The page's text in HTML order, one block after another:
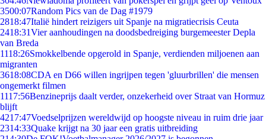
3500:07Random Pics van de Dag #1979
2818:47Italië hindert reizigers uit Spanje na migratiecrisis Ceuta
2418:31Vier aanhoudingen na doodsbedreiging burgemeester Depla
van Breda
1118:26Smokkelbende opgerold in Spanje, verdienden miljoenen aan
migranten
3618:08CDA en D66 willen ingrijpen tegen 'gluurbrillen' die mensen
ongemerkt filmen
1117:56Benzineprijs daalt verder, onzekerheid over Straat van Hormuz
blijft
4217:47Voedselprijzen wereldwijd op hoogste niveau in ruim drie jaar
2314:33Quake krijgt na 30 jaar een gratis uitbreiding